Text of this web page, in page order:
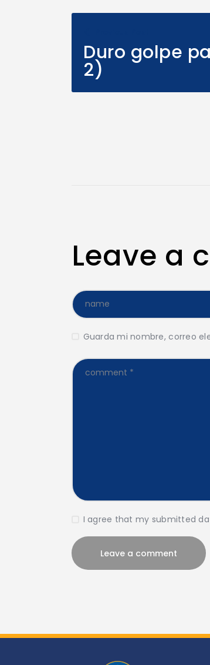
Duro golpe
2)
Leave a
Guarda mi nombre, correo
I agree that my submitted